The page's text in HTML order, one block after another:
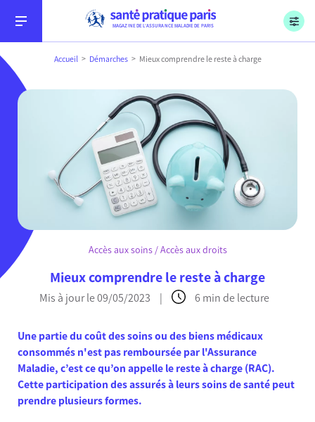
Sécurité sociale, l’Assurance Maladie, Paris
MAGAZINE DE L’ASSURANCE MALADIE DE PARIS
Conseils
Soins
Démarches
Accueil Démarches Mieux comprendre le reste à charge
Accès aux soins / Accès aux droits
Mieux comprendre le reste à charge
Mis à jour le 09/05/2023 | 6 min de lecture
Une partie du coût des soins ou des biens médicaux
consommés n'est pas remboursée par l'Assurance
Maladie, c’est ce qu’on appelle le reste à charge (RAC).
Cette participation des assurés à leurs soins de santé peut
prendre plusieurs formes.